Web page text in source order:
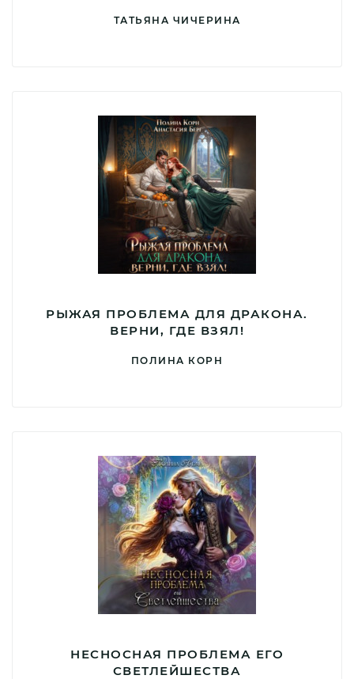
ТАТЬЯНА ЧИЧЕРИНА
РЫЖАЯ ПРОБЛЕМА ДЛЯ ДРАКОНА.
ВЕРНИ, ГДЕ ВЗЯЛ!
ПОЛИНА КОРН
НЕСНОСНАЯ ПРОБЛЕМА ЕГО
СВЕТЛЕЙШЕСТВА